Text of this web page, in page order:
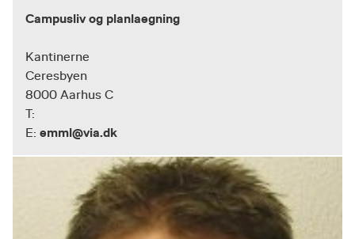
Campusliv og planlaegning
Kantinerne
Ceresbyen
8000 Aarhus C
T:
E: emml@via.dk